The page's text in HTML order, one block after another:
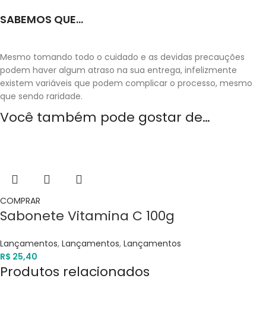
SABEMOS QUE...
Mesmo tomando todo o cuidado e as devidas precauções
podem haver algum atraso na sua entrega, infelizmente
existem variáveis que podem complicar o processo, mesmo
que sendo raridade.
Você também pode gostar de…
COMPRAR
Sabonete Vitamina C 100g
Lançamentos, Lançamentos, Lançamentos
R$ 25,40
Produtos relacionados